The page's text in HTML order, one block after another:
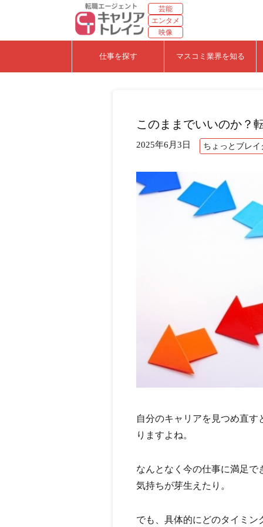
芸能
エンタメ
映像
仕事を探す マスコミ業界を知る
このままでいいのか？
2025年6月3日 ちょっとブレイ
自分のキャリアを見つめ直
りますよね。
なんとなく今の仕事に満足
気持ちが芽生えたり。
でも、具体的にどのタイミ